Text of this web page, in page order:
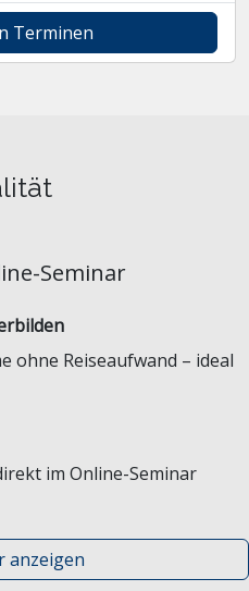
Terminen
Seminar
ohne Reiseaufwand – ideal
im Online-Seminar
anzeigen